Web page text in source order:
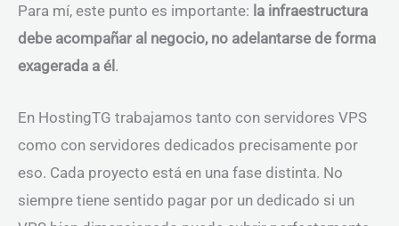
Para mí, este punto es importante: la infraestructura
debe acompañar al negocio, no adelantarse de forma
exagerada a él.
En HostingTG trabajamos tanto con servidores VPS
como con servidores dedicados precisamente por
eso. Cada proyecto está en una fase distinta. No
siempre tiene sentido pagar por un dedicado si un